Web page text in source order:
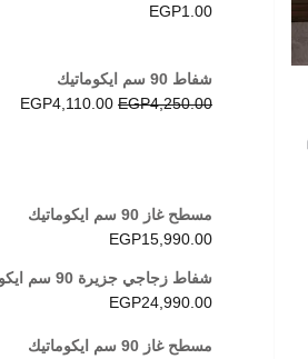
EGP1.00
شفاط 90 سم ايكوماتيك
EGP4,250.00
السعر
EGP4,110.00
مسطح غاز 90 سم ايكوماتيك
EGP15,990.00
شفاط زجاجي جزيرة 90 سم ايكوماتيك
EGP24,990.00
مسطح غاز 90 سم ايكوماتيك